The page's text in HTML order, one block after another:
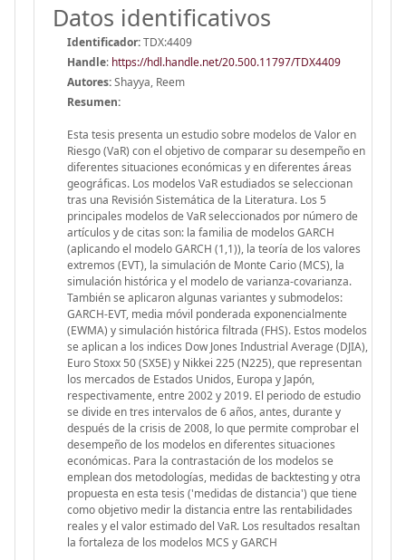
Datos identificativos
Identificador:TDX:4409
Handle: https://hdl.handle.net/20.500.11797/TDX4409
Autores:Shayya, Reem
Resumen:
Esta tesis presenta un estudio sobre modelos de Valor en
Riesgo (VaR) con el objetivo de comparar su desempeño en
diferentes situaciones económicas y en diferentes áreas
geográficas. Los modelos VaR estudiados se seleccionan
tras una Revisión Sistemática de la Literatura. Los 5
principales modelos de VaR seleccionados por número de
artículos y de citas son: la familia de modelos GARCH
(aplicando el modelo GARCH (1,1)), la teoría de los valores
extremos (EVT), la simulación de Monte Cario (MCS), la
simulación histórica y el modelo de varianza-covarianza.
También se aplicaron algunas variantes y submodelos:
GARCH-EVT, media móvil ponderada exponencialmente
(EWMA) y simulación histórica filtrada (FHS). Estos modelos
se aplican a los indices Dow Jones Industrial Average (DJIA),
Euro Stoxx 50 (SX5E) y Nikkei 225 (N225), que representan
los mercados de Estados Unidos, Europa y Japón,
respectivamente, entre 2002 y 2019. El periodo de estudio
se divide en tres intervalos de 6 años, antes, durante y
después de la crisis de 2008, lo que permite comprobar el
desempeño de los modelos en diferentes situaciones
económicas. Para la contrastación de los modelos se
emplean dos metodologías, medidas de backtesting y otra
propuesta en esta tesis ('medidas de distancia') que tiene
como objetivo medir la distancia entre las rentabilidades
reales y el valor estimado del VaR. Los resultados resaltan
la fortaleza de los modelos MCS y GARCH